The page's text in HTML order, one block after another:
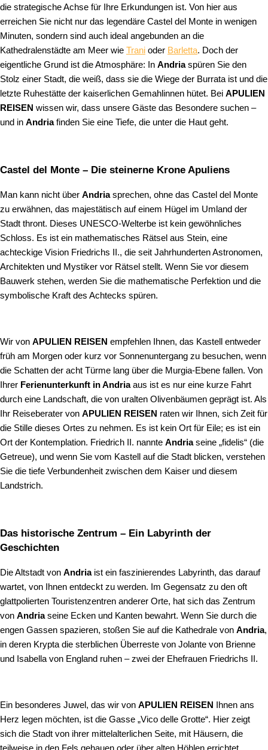
die strategische Achse für Ihre Erkundungen ist. Von hier aus
erreichen Sie nicht nur das legendäre Castel del Monte in wenigen
Minuten, sondern sind auch ideal angebunden an die
Kathedralenstädte am Meer wie Trani oder Barletta. Doch der
eigentliche Grund ist die Atmosphäre: In Andriaspüren Sie den
Stolz einer Stadt, die weiß, dass sie die Wiege der Burrata ist und die
letzte Ruhestätte der kaiserlichen Gemahlinnen hütet. Bei APULIEN
REISEN wissen wir, dass unsere Gäste das Besondere suchen –
und in Andriafinden Sie eine Tiefe, die unter die Haut geht.
Castel del Monte – Die steinerne Krone Apuliens
Man kann nicht über Andriasprechen, ohne das Castel del Monte
zu erwähnen, das majestätisch auf einem Hügel im Umland der
Stadt thront. Dieses UNESCO-Welterbe ist kein gewöhnliches
Schloss. Es ist ein mathematisches Rätsel aus Stein, eine
achteckige Vision Friedrichs II., die seit Jahrhunderten Astronomen,
Architekten und Mystiker vor Rätsel stellt. Wenn Sie vor diesem
Bauwerk stehen, werden Sie die mathematische Perfektion und die
symbolische Kraft des Achtecks spüren.
Wir von APULIEN REISEN empfehlen Ihnen, das Kastell entweder
früh am Morgen oder kurz vor Sonnenuntergang zu besuchen, wenn
die Schatten der acht Türme lang über die Murgia-Ebene fallen. Von
Ihrer Ferienunterkunft in Andriaaus ist es nur eine kurze Fahrt
durch eine Landschaft, die von uralten Olivenbäumen geprägt ist. Als
Ihr Reiseberater von APULIEN REISEN raten wir Ihnen, sich Zeit für
die Stille dieses Ortes zu nehmen. Es ist kein Ort für Eile; es ist ein
Ort der Kontemplation. Friedrich II. nannte Andriaseine „fidelis“ (die
Getreue), und wenn Sie vom Kastell auf die Stadt blicken, verstehen
Sie die tiefe Verbundenheit zwischen dem Kaiser und diesem
Landstrich.
Das historische Zentrum – Ein Labyrinth der
Geschichten
Die Altstadt von Andriaist ein faszinierendes Labyrinth, das darauf
wartet, von Ihnen entdeckt zu werden. Im Gegensatz zu den oft
glattpolierten Touristenzentren anderer Orte, hat sich das Zentrum
von Andriaseine Ecken und Kanten bewahrt. Wenn Sie durch die
engen Gassen spazieren, stoßen Sie auf die Kathedrale von Andria,
in deren Krypta die sterblichen Überreste von Jolante von Brienne
und Isabella von England ruhen – zwei der Ehefrauen Friedrichs II.
Ein besonderes Juwel, das wir von APULIEN REISEN
Ihnen ans
Herz legen möchten, ist die Gasse „Vico delle Grotte“. Hier zeigt
sich die Stadt von ihrer mittelalterlichen Seite, mit Häusern, die